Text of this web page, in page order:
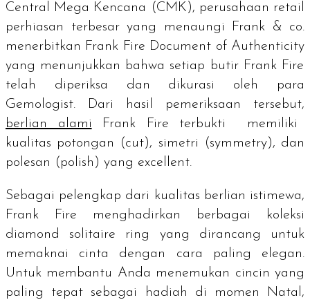
Central Mega Kencana (CMK), perusahaan retail
perhiasan terbesar yang menaungi Frank & co.
menerbitkan Frank Fire Document of Authenticity
yang menunjukkan bahwa setiap butir Frank Fire
telah diperiksa dan dikurasi oleh para
Gemologist.
Dari hasil pemeriksaan tersebut,
berlian alami Frank Fire terbukti memiliki
kualitas potongan (cut), simetri (symmetry), dan
polesan ( polish ) yang excellent.
Sebagai pelengkap dari kualitas berlian istimewa,
Frank Fire menghadirkan berbagai koleksi
diamond solitaire ring
yang dirancang untuk
memaknai cinta dengan cara paling elegan.
Untuk membantu Anda menemukan cincin yang
paling tepat sebagai hadiah di momen Natal,